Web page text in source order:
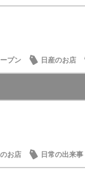
プン 日産のお店
お店 日常の出来事